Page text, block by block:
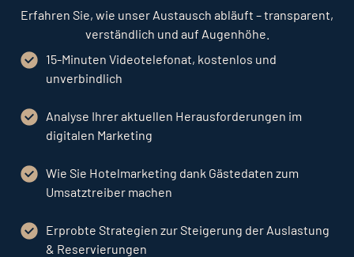
Erfahren Sie, wie unser Austausch abläuft – transparent,
verständlich und auf Augenhöhe.
15-Minuten Videotelefonat, kostenlos und
unverbindlich
Analyse Ihrer aktuellen Herausforderungen im
digitalen Marketing
Wie Sie Hotelmarketing dank Gästedaten zum
Umsatztreiber machen
Erprobte Strategien zur Steigerung der Auslastung
& Reservierungen